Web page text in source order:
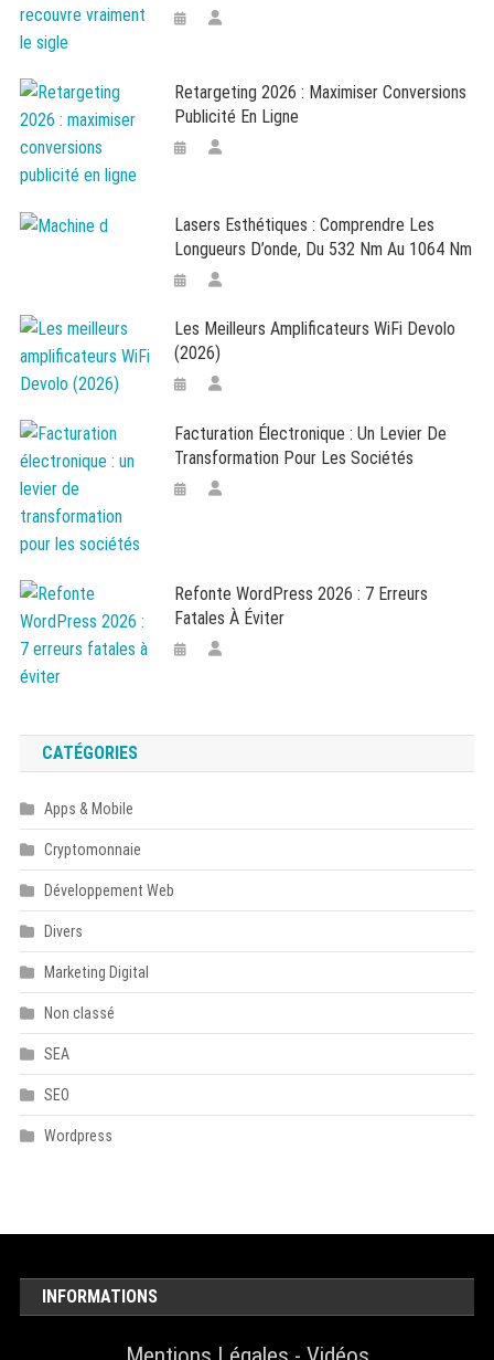
Retargeting 2026 : Maximiser Conversions
Publicité En Ligne
Lasers Esthétiques : Comprendre Les
Longueurs D’onde, Du 532 Nm Au 1064 Nm
Les Meilleurs Amplificateurs WiFi Devolo
(2026)
Facturation Électronique : Un Levier De
Transformation Pour Les Sociétés
Refonte WordPress 2026 : 7 Erreurs
Fatales À Éviter
CATÉGORIES
Apps & Mobile
Cryptomonnaie
Développement Web
Divers
Marketing Digital
Non classé
SEA
SEO
Wordpress
INFORMATIONS